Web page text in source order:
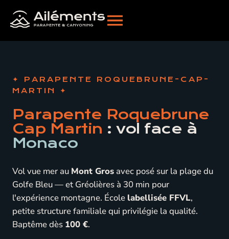
PARAPENTE ROQUEBRUNE-CAP-
MARTIN
Parapente Roquebrune
Cap Martin : vol face à
Monaco
Vol vue mer au Mont Gros avec posé sur la plage du
Golfe Bleu — et Gréolières à 30 min pour
l'expérience montagne. École labellisée FFVL,
petite structure familiale qui privilégie la qualité.
Baptême dès 100 €.